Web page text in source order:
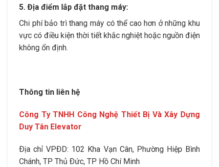
5. Địa điểm lắp đặt thang máy:
Chi phí bảo trì thang máy có thể cao hơn ở những khu
vực có điều kiện thời tiết khắc nghiệt hoặc nguồn điện
không ổn định.
Thông tin liên hệ
Công Ty TNHH Công Nghệ Thiết Bị Và Xây Dựng
Duy Tân Elevator
Ðịa chỉ VPÐD: 102 Kha Vạn Cân, Phường Hiệp Bình
Chánh, TP Thủ Ðức, TP Hồ Chí Minh